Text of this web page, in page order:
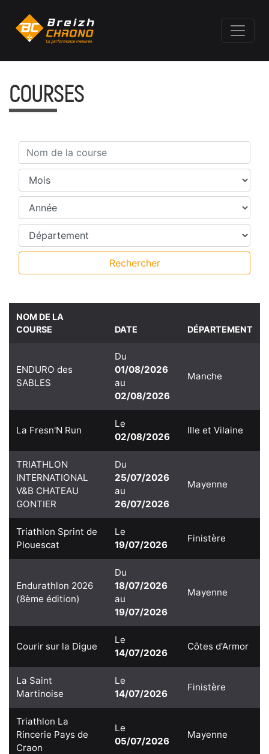
COURSES
Nom de la course
Mois
Année
Département
Rechercher
NOM DE LA
COURSE
DATE DÉPARTEMENT
ENDURO des
SABLES
Du
01/08/2026
au
02/08/2026
Manche
La Fresn'N Run
Le
02/08/2026
Ille et Vilaine
TRIATHLON
INTERNATIONAL
V&B CHATEAU
GONTIER
Du
25/07/2026
au
26/07/2026
Mayenne
Triathlon Sprint de
Plouescat
Le
19/07/2026
Finistère
Endurathlon 2026
(8ème édition)
Du
18/07/2026
au
19/07/2026
Mayenne
Courir sur la Digue
Le
14/07/2026
Côtes d'Armor
La Saint
Martinoise
Le
14/07/2026
Finistère
Triathlon La
Rincerie Pays de
Craon
Le
05/07/2026
Mayenne